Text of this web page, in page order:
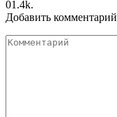
01.4k.
Добавить комментарий
Комментарий